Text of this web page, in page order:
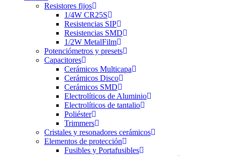
Resistores fijos
1/4W CR25S
Resistencias SIP
Resistencias SMD
1/2W MetalFilm
Potenciómetros y presets
Capacitores
Cerámicos Multicapa
Cerámicos Disco
Cerámicos SMD
Electrolíticos de Aluminio
Electrolíticos de tantalio
Poliéster
Trimmers
Cristales y resonadores cerámicos
Elementos de protección
Fusibles y Portafusibles